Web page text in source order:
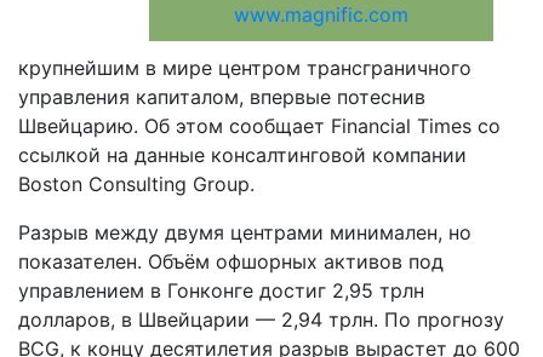
www.magnific.com
крупнейшим в мире центром трансграничного
управления капиталом, впервые потеснив
Швейцарию. Об этом сообщает Financial Times со
ссылкой на данные консалтинговой компании
Boston Consulting Group.
Разрыв между двумя центрами минимален, но
показателен. Объём офшорных активов под
управлением в Гонконге достиг 2,95 трлн
долларов, в Швейцарии — 2,94 трлн. По прогнозу
BCG, к концу десятилетия разрыв вырастет до 600